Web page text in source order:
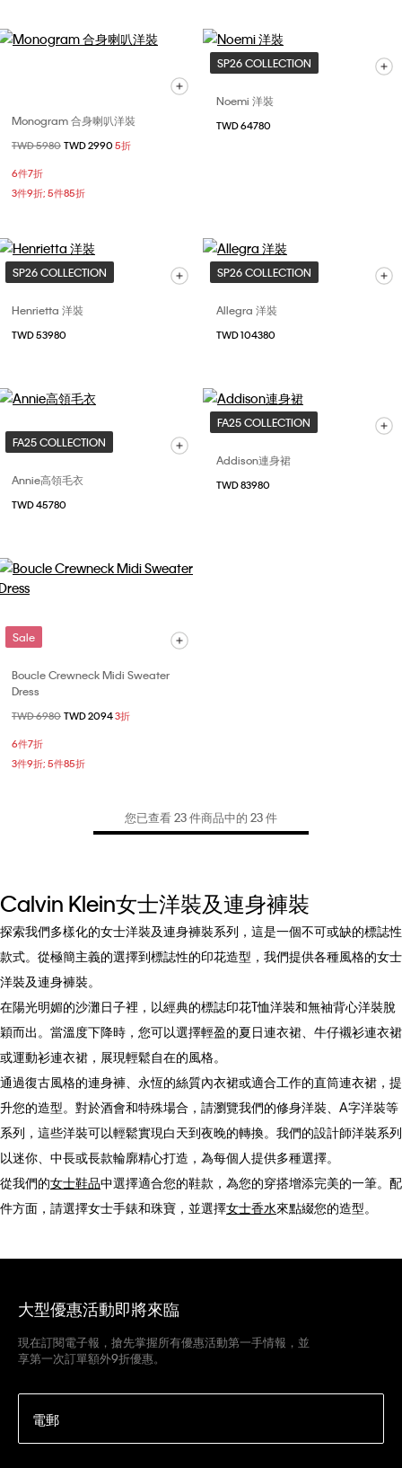
Monogram 合身喇叭洋裝
價格扣減從
TWD 5980 至
TWD 2990 5折
6件7折
3件9折; 5件85折
SP26 COLLECTION
Noemi 洋裝
TWD 64780
SP26 COLLECTION
Henrietta 洋裝
TWD 53980
SP26 COLLECTION
Allegra 洋裝
TWD 104380
FA25 COLLECTION
Annie高領毛衣
TWD 45780
FA25 COLLECTION
Addison連身裙
TWD 83980
Sale
Boucle Crewneck Midi Sweater
Dress
價格扣減從
TWD 6980 至
TWD 20943折
6件7折
3件9折; 5件85折
您已查看 23 件商品中的 23 件
Calvin Klein女士洋裝及連身褲裝
探索我們多樣化的女士洋裝及連身褲裝系列，這是一個不可或缺的標誌性
款式。從極簡主義的選擇到標誌性的印花造型，我們提供各種風格的女士
洋裝及連身褲裝。
在陽光明媚的沙灘日子裡，以經典的標誌印花T恤洋裝和無袖背心洋裝脫
穎而出。當溫度下降時，您可以選擇輕盈的夏日連衣裙、牛仔襯衫連衣裙
或運動衫連衣裙，展現輕鬆自在的風格。
通過復古風格的連身褲、永恆的絲質內衣裙或適合工作的直筒連衣裙，提
升您的造型。對於酒會和特殊場合，請瀏覽我們的修身洋裝、A字洋裝等
系列，這些洋裝可以輕鬆實現白天到夜晚的轉換。我們的設計師洋裝系列
以迷你、中長或長款輪廓精心打造，為每個人提供多種選擇。
從我們的女士鞋品中選擇適合您的鞋款，為您的穿搭增添完美的一筆。配
件方面，請選擇女士手錶和珠寶，並選擇女士香水來點綴您的造型。
大型優惠活動即將來臨
現在訂閱電子報，搶先掌握所有優惠活動第一手情報，並
享第一次訂單額外9折優惠。
電郵